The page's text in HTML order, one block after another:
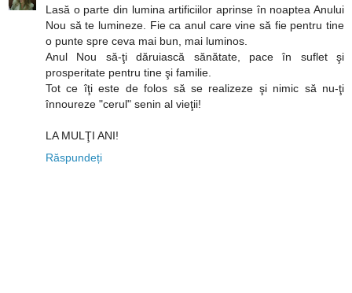
Lasă o parte din lumina artificiilor aprinse în noaptea Anului
Nou să te lumineze. Fie ca anul care vine să fie pentru tine
o punte spre ceva mai bun, mai luminos.
Anul Nou să-ţi dăruiască sănătate, pace în suflet şi
prosperitate pentru tine şi familie.
Tot ce îţi este de folos să se realizeze şi nimic să nu-ţi
înnoureze "cerul" senin al vieţii!
LA MULŢI ANI!
Răspundeți